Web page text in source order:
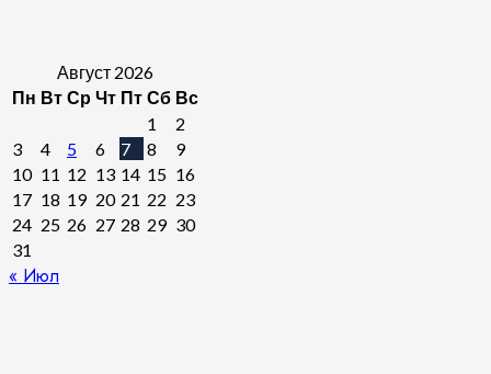
Август 2026
Пн Вт Ср Чт Пт Сб Вс
1
2
3
4 5 6 7 8
9
10 11 12 13 14 15 16
17 18 19 20 21 22 23
24 25 26 27 28 29 30
31
« Июл